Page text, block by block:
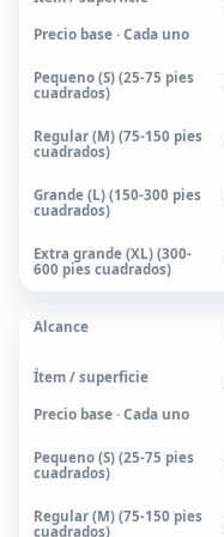
Precio base · Cada uno
Precio base · Cada uno